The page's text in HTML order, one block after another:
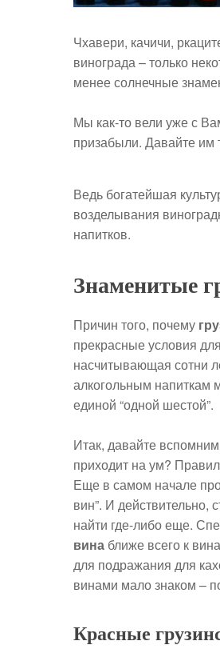
Чхавери, качичи,
винограда – только
менее солнечные
Мы как-то вели уже с
призабыли. Давайте им
Ведь богатейшая
возделывания
напитков.
Знаменитые
Причин того, почему
прекрасные условия
насчитывающая сотни
алкогольным напиткам
единой “одной шестой”.
Итак, давайте
приходит на ум?
Еще в самом начале
вин”. И действительно,
найти где-либо еще.
вина ближе всего к
для подражания для
винами мало знаком –
Красные